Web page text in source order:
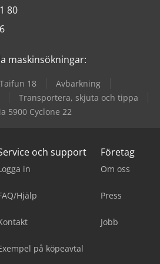
80
maskinsökningar:
18
Avbarkning
Transportera, skjuta och tippa
5900 Cyclone 22
och support
in
Hjälp
på köpeavtal
Företag
Om oss
Press
Jobb